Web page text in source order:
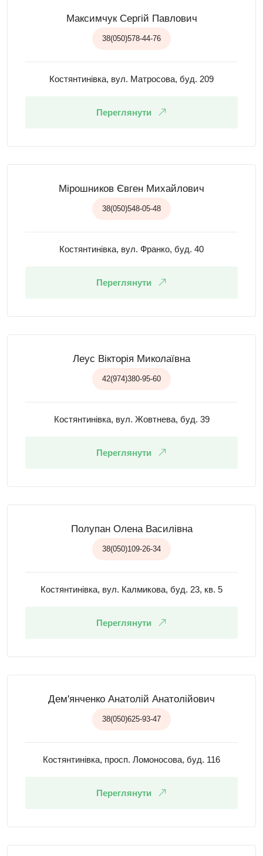
Максимчук Сергій Павлович
38(050)578-44-76
Костянтинівка, вул. Матросова, буд. 209
Переглянути
Мірошников Євген Михайлович
38(050)548-05-48
Костянтинівка, вул. Франко, буд. 40
Переглянути
Леус Вікторія Миколаївна
42(974)380-95-60
Костянтинівка, вул. Жовтнева, буд. 39
Переглянути
Полупан Олена Василівна
38(050)109-26-34
Костянтинівка, вул. Калмикова, буд. 23, кв. 5
Переглянути
Дем'янченко Анатолій Анатолійович
38(050)625-93-47
Костянтинівка, просп. Ломоносова, буд. 116
Переглянути